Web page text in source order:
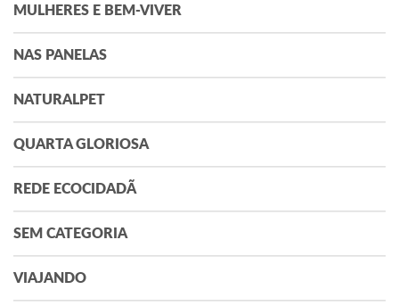
MULHERES E BEM-VIVER
NAS PANELAS
NATURALPET
QUARTA GLORIOSA
REDE ECOCIDADÃ
SEM CATEGORIA
VIAJANDO